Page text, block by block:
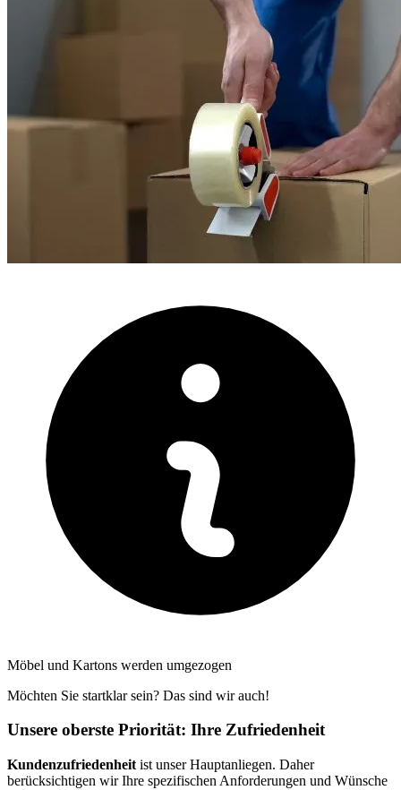
Möbel und Kartons werden umgezogen
Möchten Sie startklar sein? Das sind wir auch!
Unsere oberste Priorität: Ihre Zufriedenheit
Kundenzufriedenheit ist unser Hauptanliegen. Daher
berücksichtigen wir Ihre spezifischen Anforderungen und Wünsche